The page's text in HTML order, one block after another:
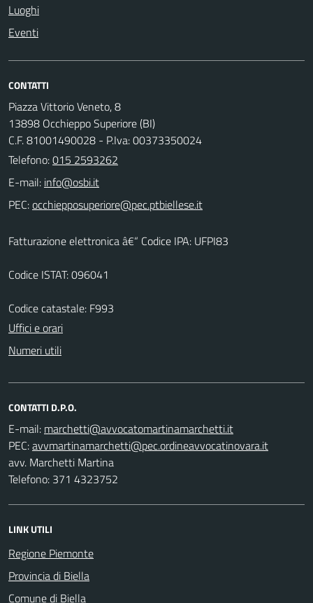
Luoghi
Eventi
CONTATTI
Piazza Vittorio Veneto, 8
13898 Occhieppo Superiore (BI)
C.F. 81001490028 - P.Iva: 00373350024
Telefono:015 2593262
E-mail:
PEC:
Fatturazione elettronica â€“ Codice IPA: UFPI83
Codice ISTAT: 096041
Codice catastale: F993
Uffici e orari
Numeri utili
CONTATTI D.P.O.
E-mail:
PEC:
avv. Marchetti Martina
Telefono: 371 4323752
LINK UTILI
Regione Piemonte
Provincia di Biella
Comune di Biella